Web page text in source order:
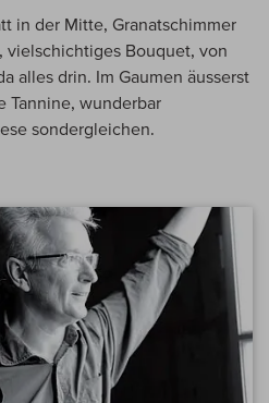
in der Mitte, Granatschimmer
vielschichtiges Bouquet, von
alles drin. Im Gaumen äusserst
Tannine, wunderbar
sondergleichen.